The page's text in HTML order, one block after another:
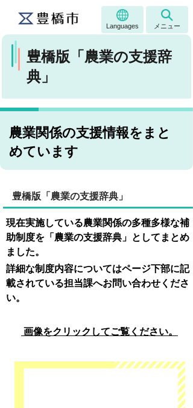
Languages メニュー
豊橋版「農業の支援辞
典」
農業関係の支援情報をまと
めています
豊橋版「農業の支援辞典」
現在実施している農業関係の多種多様な補
助制度を「農業の支援辞典」としてまとめ
ました。
詳細な制度内容についてはページ下部に記
載されている担当課へお問い合わせくださ
い。
画像をクリックしてご覧ください。